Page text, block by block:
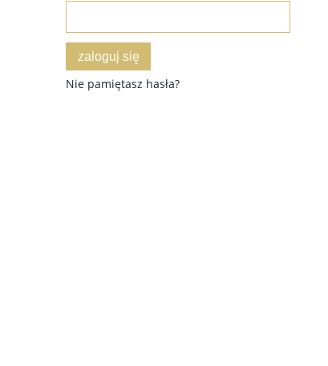
zaloguj się
Nie pamiętasz hasła?